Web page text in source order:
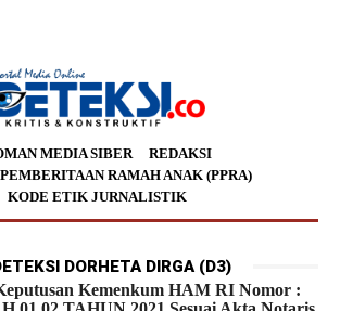
MEDIA SIBER
REDAKSI
RAMAH ANAK (PPRA)
KODE ETIK JURNALISTIK
DORHETA DIRGA (D3)
Kemenkum HAM RI Nomor :